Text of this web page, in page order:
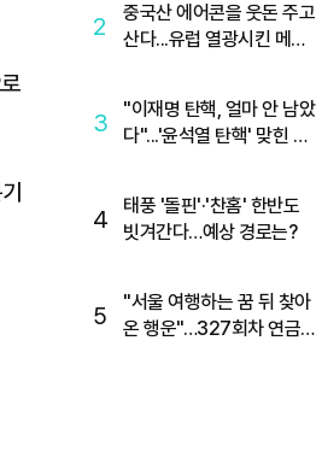
2
중국산 에어콘을 웃돈 주고
산다...유럽 열광시킨 메이
3
"이재명 탄핵, 얼마 안 남았
다"...'윤석열 탄핵' 맞힌 무
4
태풍 '돌핀'·'찬홈' 한반도
빗겨간다…예상 경로는?
5
"서울 여행하는 꿈 뒤 찾아
온 행운"…327회차 연금